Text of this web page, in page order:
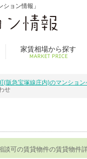
ョン情報」
家賃相場から探す
MARKET PRICE
(阪急宝塚線庄内)のマンショ
せ
可の賃貸物件の賃貸物件